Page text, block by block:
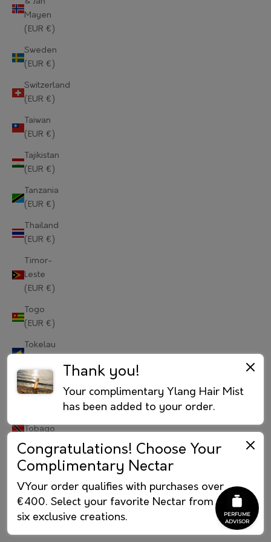
Mayen
(EUR €)
Sweden
(EUR €)
Switzerland
(EUR €)
Taiwan
(EUR €)
Tajikistan
(EUR €)
Tanzania
(EUR €)
Thailand
(EUR €)
Timor-
Leste
(EUR €)
Togo
(EUR €)
Tokelau
Tonga
(EUR €)
Tobago
(EUR €)
Tristan da
(EUR €)
Tunisia
Norway (EUR €)
Pakistan (EUR €)
Palestinian Territories (EUR €)
Panama (EUR €)
Papua New Guinea (EUR €)
Paraguay (EUR €)
Peru (EUR €)
Pitcairn Islands (EUR €)
Poland (EUR €)
Portugal (EUR €)
Qatar (EUR €)
Réunion (EUR €)
Romania (EUR €)
Russia (RUB ₽)
San Marino (EUR €)
São Tomé & Príncipe (EUR €)
Saudi Arabia (EUR €)
Thank you!
Your complimentary Ylang Hair Mist
has been added to your order.
Congratulations! Choose Your
Complimentary Nectar
VYour order qualifies with purchases over
€400. Select your favorite Nectar from our
six exclusive creations.